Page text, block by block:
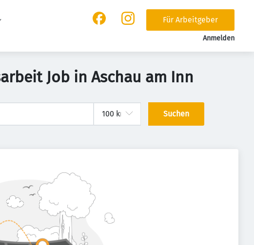
Für Arbeitgeber
Anmelden
Job in Aschau am Inn
Suchen